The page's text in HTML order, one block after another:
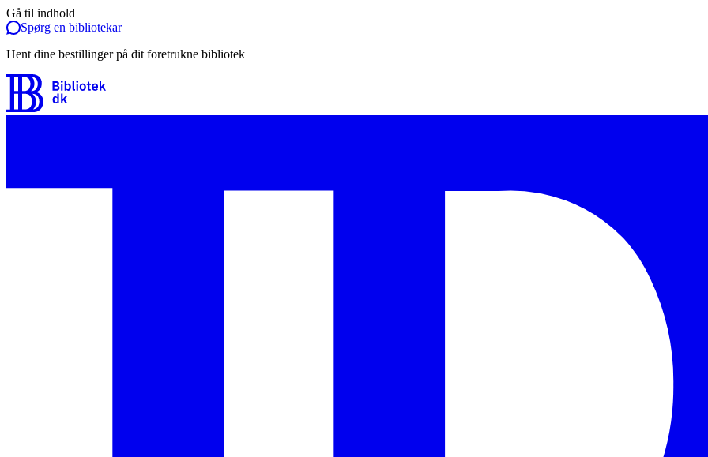
Gå til indhold
Spørg en bibliotekar
Hent dine bestillinger på dit foretrukne bibliotek